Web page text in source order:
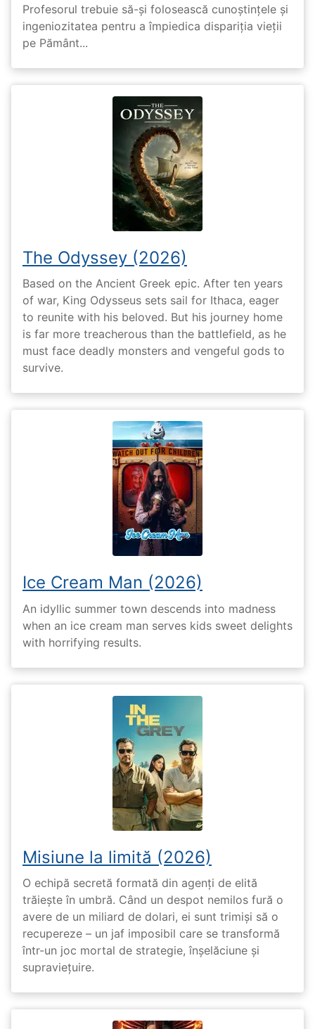
Profesorul trebuie să-și folosească cunoștințele și
ingeniozitatea pentru a împiedica dispariția vieții
pe Pământ...
The Odyssey (2026)
Based on the Ancient Greek epic. After ten years
of war, King Odysseus sets sail for Ithaca, eager
to reunite with his beloved. But his journey home
is far more treacherous than the battlefield, as he
must face deadly monsters and vengeful gods to
survive.
Ice Cream Man (2026)
An idyllic summer town descends into madness
when an ice cream man serves kids sweet delights
with horrifying results.
Misiune la limită (2026)
O echipă secretă formată din agenți de elită
trăiește în umbră. Când un despot nemilos fură o
avere de un miliard de dolari, ei sunt trimiși să o
recupereze – un jaf imposibil care se transformă
într-un joc mortal de strategie, înșelăciune și
supraviețuire.